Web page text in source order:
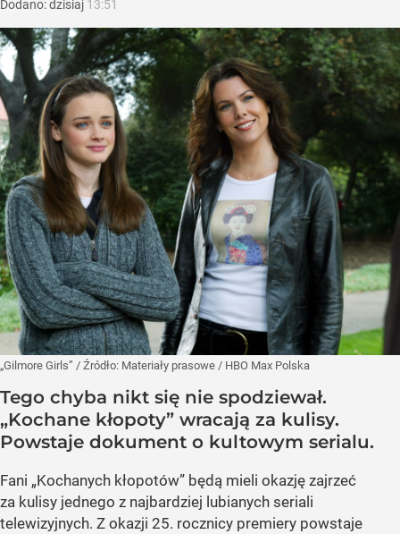
Dodano:dzisiaj 13:51
„Gilmore Girls” / Źródło: Materiały prasowe / HBO Max Polska
Tego chyba nikt się nie spodziewał.
„Kochane kłopoty” wracają za kulisy.
Powstaje dokument o kultowym serialu.
Fani „Kochanych kłopotów” będą mieli okazję zajrzeć
za kulisy jednego z najbardziej lubianych seriali
telewizyjnych. Z okazji 25. rocznicy premiery powstaje